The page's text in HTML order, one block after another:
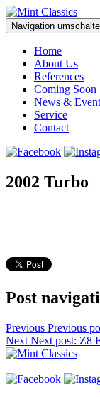
Navigation
Home
About Us
References
Coming Soon
News &
Service
Contact
2002 Turbo
Post
Previous Previous
Next Next post: Z8